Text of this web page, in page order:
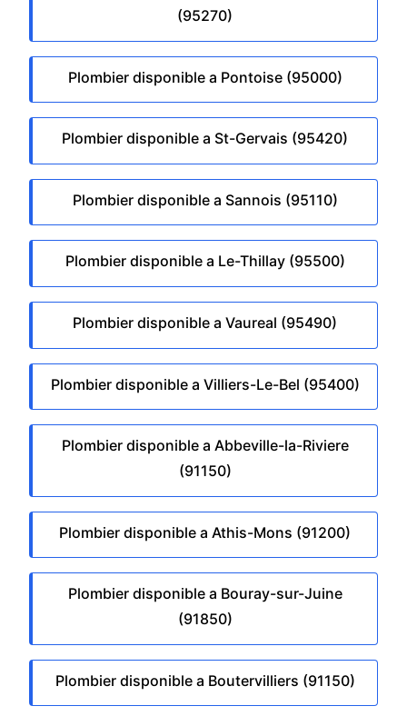
(95270)
Plombier disponible a Pontoise (95000)
Plombier disponible a St-Gervais (95420)
Plombier disponible a Sannois (95110)
Plombier disponible a Le-Thillay (95500)
Plombier disponible a Vaureal (95490)
Plombier disponible a Villiers-Le-Bel (95400)
Plombier disponible a Abbeville-la-Riviere
(91150)
Plombier disponible a Athis-Mons (91200)
Plombier disponible a Bouray-sur-Juine
(91850)
Plombier disponible a Boutervilliers (91150)